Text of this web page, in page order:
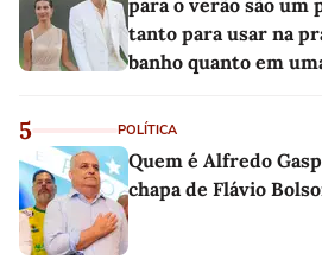
tanto para usar na
banho quanto em
5 POLÍTICA
Quem é Alfredo
chapa de Flávio